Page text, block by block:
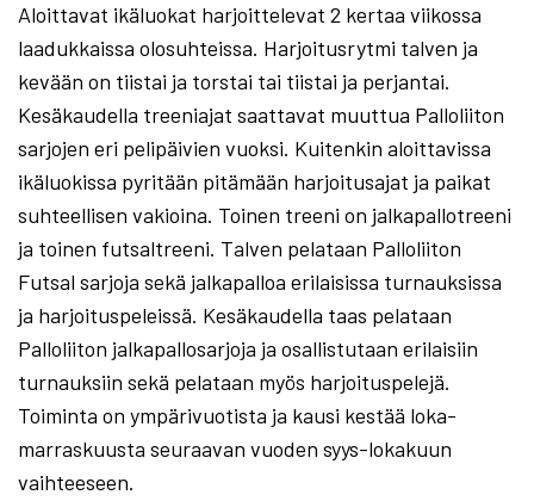
Aloittavat ikäluokat harjoittelevat 2 kertaa viikossa
laadukkaissa olosuhteissa. Harjoitusrytmi talven ja
kevään on tiistai ja torstai tai tiistai ja perjantai.
Kesäkaudella treeniajat saattavat muuttua Palloliiton
sarjojen eri pelipäivien vuoksi. Kuitenkin aloittavissa
ikäluokissa pyritään pitämään harjoitusajat ja paikat
suhteellisen vakioina. Toinen treeni on jalkapallotreeni
ja toinen futsaltreeni. Talven pelataan Palloliiton
Futsal sarjoja sekä jalkapalloa erilaisissa turnauksissa
ja harjoituspeleissä. Kesäkaudella taas pelataan
Palloliiton jalkapallosarjoja ja osallistutaan erilaisiin
turnauksiin sekä pelataan myös harjoituspelejä.
Toiminta on ympärivuotista ja kausi kestää loka-
marraskuusta seuraavan vuoden syys-lokakuun
vaihteeseen.